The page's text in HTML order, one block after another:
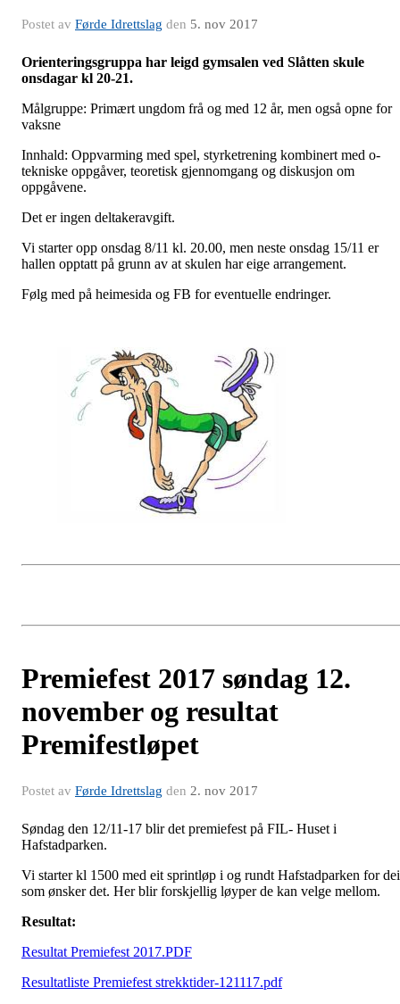
Postet av Førde Idrettslag den 5. nov 2017
Orienteringsgruppa har leigd gymsalen ved Slåtten skule
onsdagar kl 20-21.
Målgruppe: Primært ungdom frå og med 12 år, men også opne for
vaksne
Innhald: Oppvarming med spel, styrketrening kombinert med o-
tekniske oppgåver, teoretisk gjennomgang og diskusjon om
oppgåvene.
Det er ingen deltakeravgift.
Vi starter opp onsdag 8/11 kl. 20.00, men neste onsdag 15/11 er
hallen opptatt på grunn av at skulen har eige arrangement.
Følg med på heimesida og FB for eventuelle endringer.
Premiefest 2017 søndag 12.
november og resultat
Premifestløpet
Postet av Førde Idrettslag den 2. nov 2017
Søndag den 12/11-17 blir det premiefest på FIL- Huset i
Hafstadparken.
Vi starter kl 1500 med eit sprintløp i og rundt Hafstadparken for dei
som ønsker det. Her blir forskjellig løyper de kan velge mellom.
Resultat:
Resultat Premiefest 2017.PDF
Resultatliste Premiefest strekktider-121117.pdf